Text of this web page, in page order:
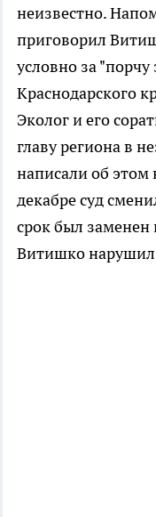
неизвестно.
приговорил
условно за "порчу
Краснодарского
Эколог и его
главу региона в
написали об этом
декабре суд
срок был заменен
Витишко нарушил